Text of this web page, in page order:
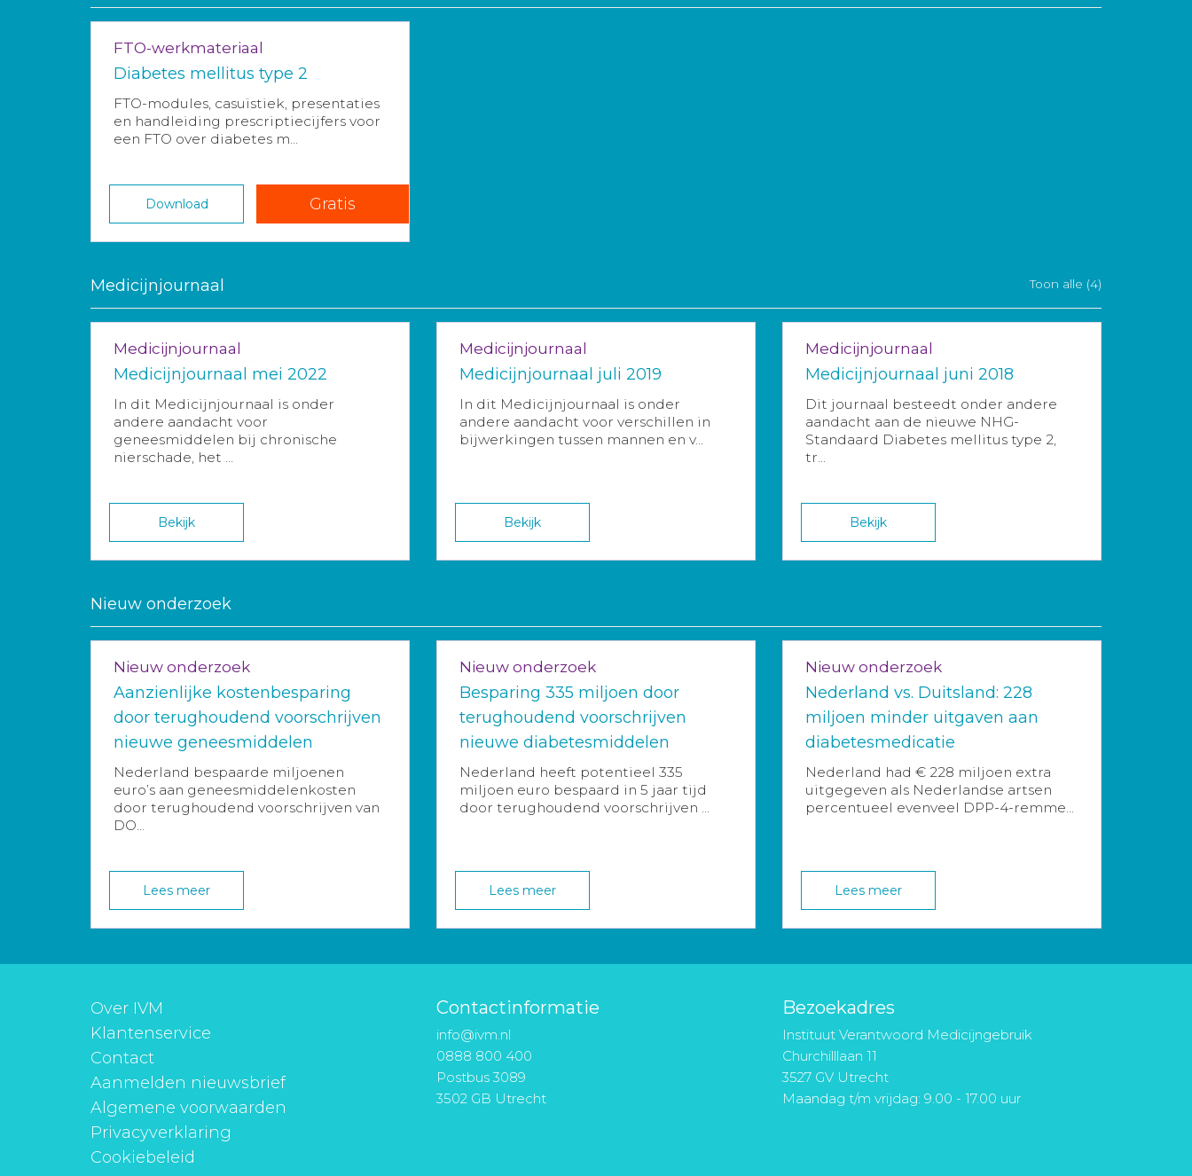
FTO-werkmateriaal
Diabetes mellitus type 2
FTO-modules, casuïstiek, presentaties
en handleiding prescriptiecijfers voor
een FTO over diabetes m...
Download Gratis
Medicijnjournaal Toon alle (4)
Medicijnjournaal
Medicijnjournaal mei 2022
In dit Medicijnjournaal is onder
andere aandacht voor
geneesmiddelen bij chronische
nierschade, het ...
Bekijk
Medicijnjournaal
Medicijnjournaal juli 2019
In dit Medicijnjournaal is onder
andere aandacht voor verschillen in
bijwerkingen tussen mannen en v...
Bekijk
Medicijnjournaal
Medicijnjournaal juni 2018
Dit journaal besteedt onder andere
aandacht aan de nieuwe NHG-
Standaard Diabetes mellitus type 2,
tr...
Bekijk
Nieuw onderzoek
Nieuw onderzoek
Aanzienlijke kostenbesparing
door terughoudend voorschrijven
nieuwe geneesmiddelen
Nederland bespaarde miljoenen
euro’s aan geneesmiddelenkosten
door terughoudend voorschrijven van
DO...
Lees meer
Nieuw onderzoek
Besparing 335 miljoen door
terughoudend voorschrijven
nieuwe diabetesmiddelen
Nederland heeft potentieel 335
miljoen euro bespaard in 5 jaar tijd
door terughoudend voorschrijven ...
Lees meer
Nieuw onderzoek
Nederland vs. Duitsland: 228
miljoen minder uitgaven aan
diabetesmedicatie
Nederland had € 228 miljoen extra
uitgegeven als Nederlandse artsen
percentueel evenveel DPP-4-remme...
Lees meer
Over IVM
Klantenservice
Contact
Aanmelden nieuwsbrief
Algemene voorwaarden
Privacyverklaring
Cookiebeleid
Contactinformatie
info@ivm.nl
0888 800 400
Postbus 3089
3502 GB Utrecht
Bezoekadres
Instituut Verantwoord Medicijngebruik
Churchilllaan 11
3527 GV Utrecht
Maandag t/m vrijdag: 9.00 - 17.00 uur